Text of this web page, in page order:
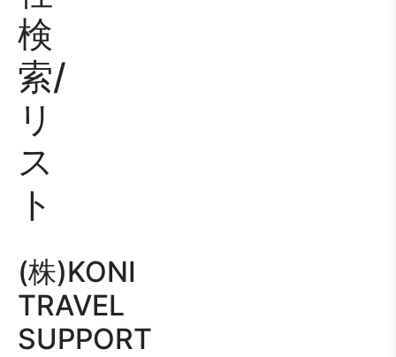
検
索/
リ
ス
ト
(株)KONI
TRAVEL
SUPPORT